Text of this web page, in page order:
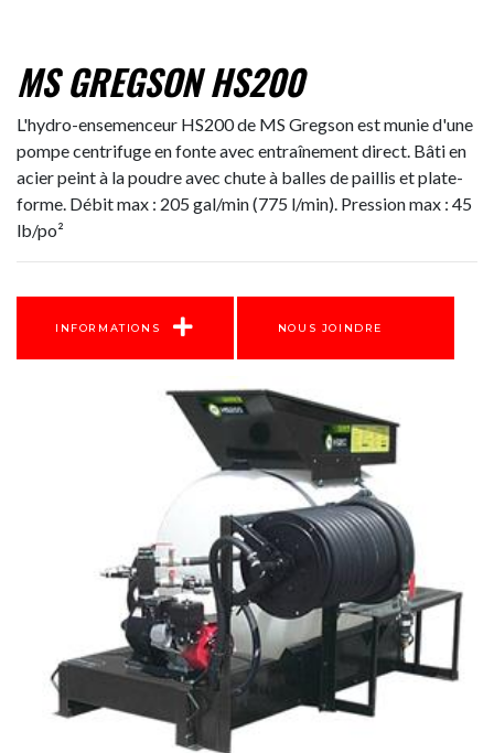
MS GREGSON HS200
L'hydro-ensemenceur HS200 de MS Gregson est munie d'une
pompe centrifuge en fonte avec entraînement direct. Bâti en
acier peint à la poudre avec chute à balles de paillis et plate-
forme. Débit max : 205 gal/min (775 l/min). Pression max : 45
lb/po²
INFORMATIONS NOUS JOINDRE